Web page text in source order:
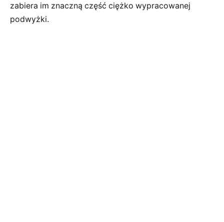
zabiera im znaczną część ciężko wypracowanej
podwyżki.